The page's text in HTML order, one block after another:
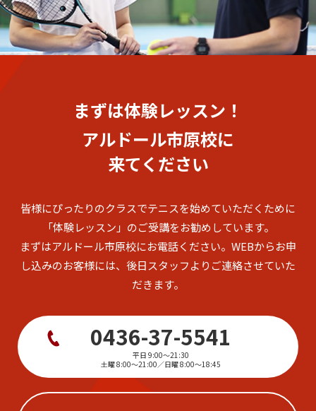
まずは体験レッスン！
アルドール市原校に
来てください
皆様にぴったりのクラスでテニスを始めていただくために
「体験レッスン」のご受講をお勧めしています。
まずはアルドール市原校にお電話ください。 WEBからお申
し込みのお客様には、後日スタッフよりご連絡させていた
だきます。
0436-37-5541
平日 9:00〜21:30
土曜 8:00〜21:00／日曜 8:00〜18:45